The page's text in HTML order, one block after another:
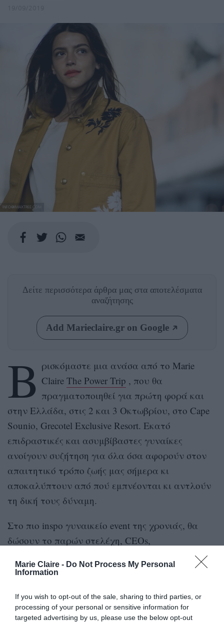
Marie Claire - Do Not Process My Personal
Information
If you wish to opt-out of the sale, sharing to third parties, or
processing of your personal or sensitive information for
targeted advertising by us, please use the below opt-out
INFO@IMAXTREE.COM
Δείτε περισσότερα άρθρα μας στα αποτελέσματα
αναζήτησης
Add Marieclaire.gr on Google
Β ρισκόμαστε μια ανάσα από το Marie
Claire The Power Trip , που θα
πραγματοποιηθεί για πρώτη φορά και
στην Ελλάδα, στις 2 και 3 Οκτωβρίου, στο Cape
Sounio, Grecotel Exclusive Resort. Εκατό
επιδραστικές και ασυμβίβαστες γυναίκες
ανοίγουν συζήτηση για όλα όσα αφορούν στον
απαιτητικό τρόπο ζωής μας σήμερα κι
αποκαλύπτουν από πού εμπνέονται κι αντλούν
τη δική τους δύναμη.
Στο πιο inspo γυναικείο event της χρονιάς, θα
δώσουν το παρών στελέχη, CEOs,
επιχειρηματίες, προσωπικότητες των media και
influencers, που θα βιώσουν ευχάριστες
ομιλίες, θα μοιραστούν ιδέες κι απόψεις και
πρωτίστως θα ζήσουν το απόλυτο networking